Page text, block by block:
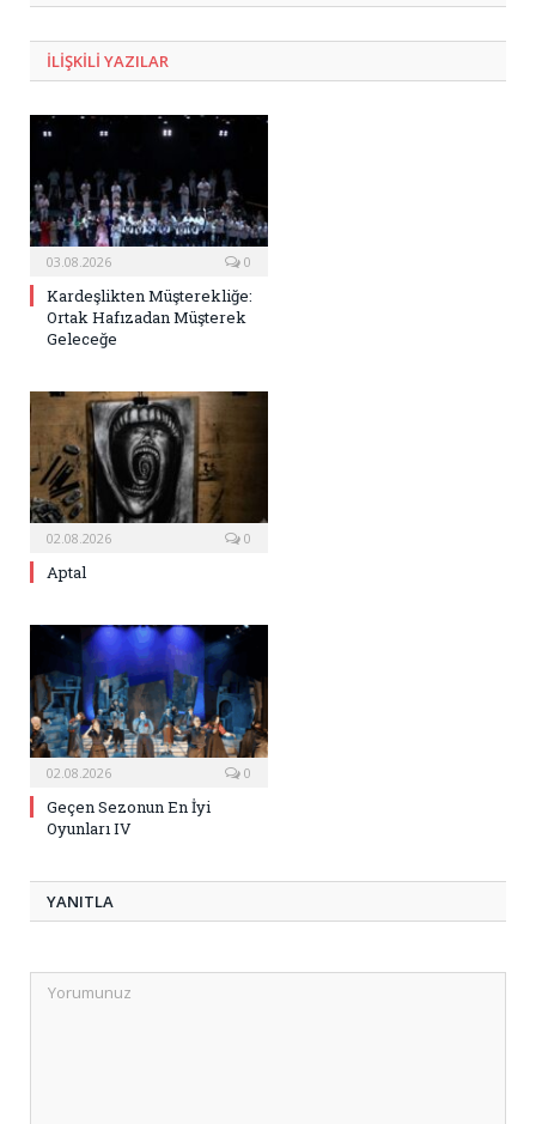
ILIŞKILI YAZILAR
03.08.2026 0
Kardeşlikten Müşterekliğe:
Ortak Hafızadan Müşterek
Geleceğe
02.08.2026 0
Aptal
02.08.2026 0
Geçen Sezonun En İyi
Oyunları IV
YANITLA